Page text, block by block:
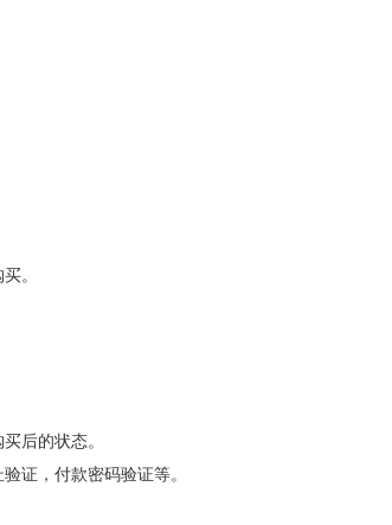
。
后的状态。
证，付款密码验证等。